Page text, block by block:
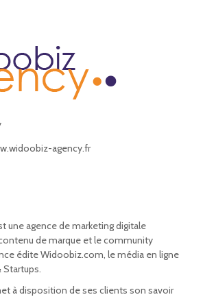
agency.fr
une agence de marketing digitale
de marque et le community
édite Widoobiz.com, le média en ligne
Startups.
à disposition de ses clients son savoir